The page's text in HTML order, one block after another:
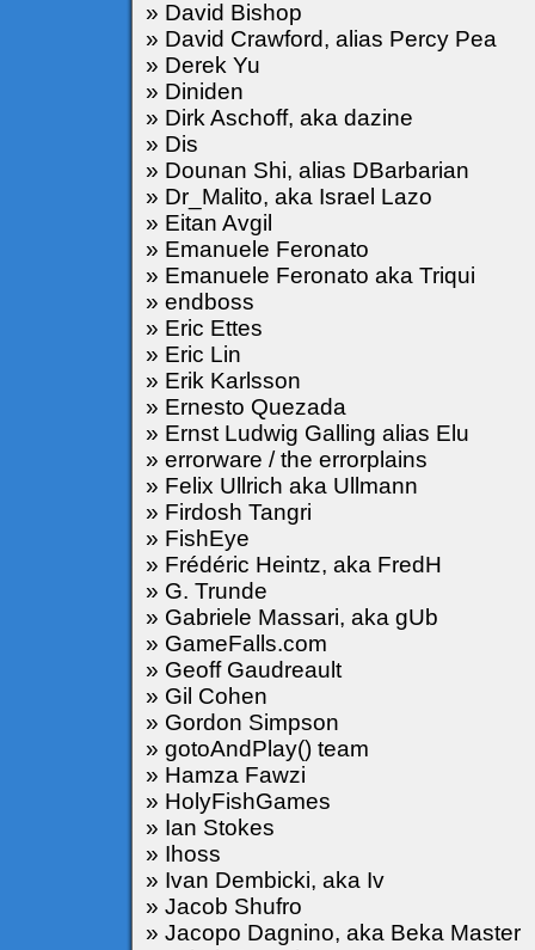
» David Bishop
» David Crawford, alias Percy Pea
» Derek Yu
» Diniden
» Dirk Aschoff, aka dazine
» Dis
» Dounan Shi, alias DBarbarian
» Dr_Malito, aka Israel Lazo
» Eitan Avgil
» Emanuele Feronato
» Emanuele Feronato aka Triqui
» endboss
» Eric Ettes
» Eric Lin
» Erik Karlsson
» Ernesto Quezada
» Ernst Ludwig Galling alias Elu
» errorware / the errorplains
» Felix Ullrich aka Ullmann
» Firdosh Tangri
» FishEye
» Frédéric Heintz, aka FredH
» G. Trunde
» Gabriele Massari, aka gUb
» GameFalls.com
» Geoff Gaudreault
» Gil Cohen
» Gordon Simpson
» gotoAndPlay() team
» Hamza Fawzi
» HolyFishGames
» Ian Stokes
» Ihoss
» Ivan Dembicki, aka Iv
» Jacob Shufro
» Jacopo Dagnino, aka Beka Master